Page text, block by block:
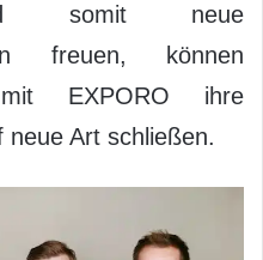
somit neue
freuen, können
mit EXPORO ihre
neue Art schließen.